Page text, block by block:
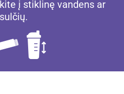
į stiklinę vandens ar
sulčių.